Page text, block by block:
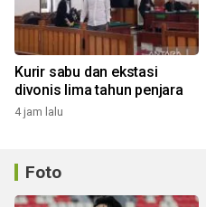
Kurir sabu dan ekstasi
divonis lima tahun penjara
4 jam lalu
Foto